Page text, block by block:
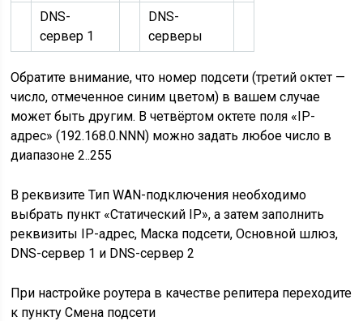
DNS-
сервер 1
DNS-
серверы
Обратите внимание, что номер подсети (третий октет —
число, отмеченное синим цветом) в вашем случае
может быть другим. В четвёртом октете поля «IP-
адрес» (192.168.0.NNN) можно задать любое число в
диапазоне 2..255
В реквизите Тип WAN-подключения необходимо
выбрать пункт «Статический IP», а затем заполнить
реквизиты IP-адрес, Маска подсети, Основной шлюз,
DNS-сервер 1 и DNS-сервер 2
При настройке роутера в качестве репитера переходите
к пунктуСмена подсети